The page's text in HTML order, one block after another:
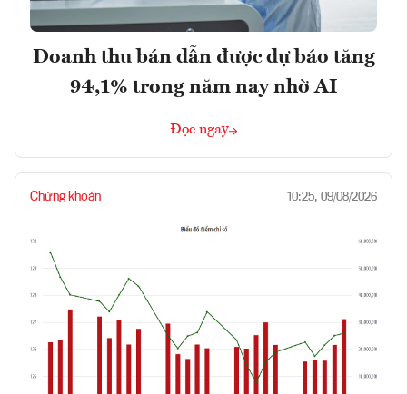
Doanh thu bán dẫn được dự báo tăng
94,1% trong năm nay nhờ AI
Đọc ngay
Chứng khoán 10:25, 09/08/2026